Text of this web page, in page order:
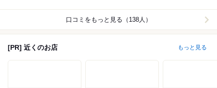
口コミをもっと見る（138人）
[PR] 近くのお店 もっと見る